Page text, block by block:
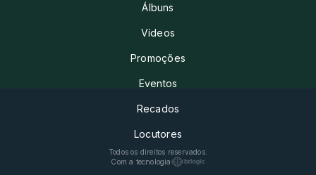
Álbuns
Vídeos
Promoções
Eventos
Recados
Locutores
Todos os direitos reservados.
Com a tecnologia